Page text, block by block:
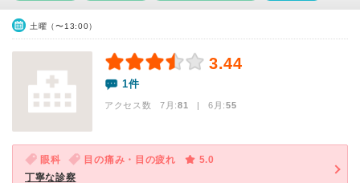
土曜（〜13:00）
3.44
1件
アクセス数 7月:81 | 6月:55
眼科 目の痛み・目の疲れ
5.0
丁寧な診察